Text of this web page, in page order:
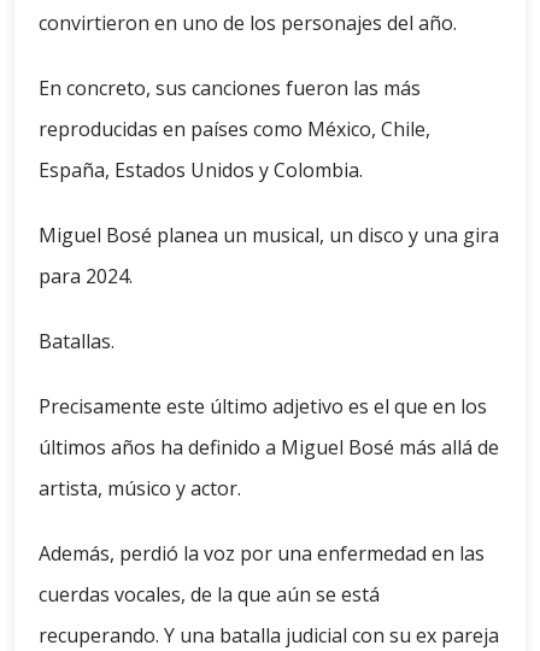
convirtieron en uno de los personajes del año.
En concreto, sus canciones fueron las más
reproducidas en países como México, Chile,
España, Estados Unidos y Colombia.
Miguel Bosé planea un musical, un disco y una gira
para 2024.
Batallas.
Precisamente este último adjetivo es el que en los
últimos años ha definido a Miguel Bosé más allá de
artista, músico y actor.
Además, perdió la voz por una enfermedad en las
cuerdas vocales, de la que aún se está
recuperando. Y una batalla judicial con su ex pareja